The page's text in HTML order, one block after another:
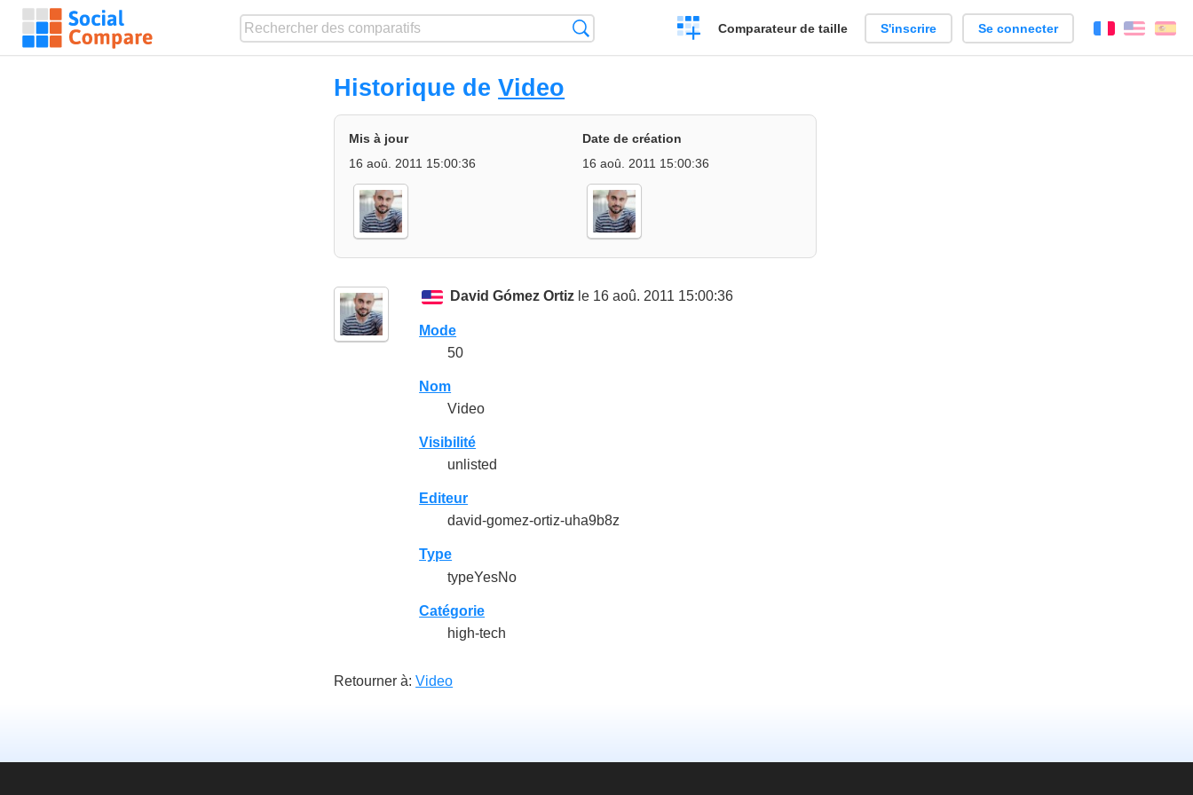
Créer
un
Comparateur de taille S'inscrire Se connecter FrançaisEnglish
Historique deVideo
Mis à jour
16 aoû. 2011 15:00:36
Date de création
16 aoû. 2011 15:00:36
David Gómez Ortizle 16 aoû. 2011 15:00:36
Mode
50
Nom
Video
Visibilité
unlisted
Editeur
david-gomez-ortiz-uha9b8z
Type
typeYesNo
Catégorie
high-tech
Retourner à:Video